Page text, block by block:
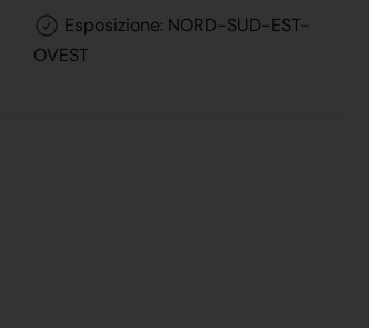
Esposizione: NORD-SUD-EST-
OVEST